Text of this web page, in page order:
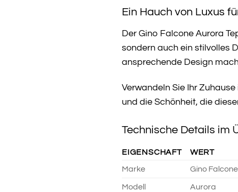
Ein Hauch von Luxus
Der Gino Falcone Aurora
sondern auch ein stilvolles
ansprechende Design
Verwandeln Sie Ihr
und die Schönheit, die
Technische Details im
EIGENSCHAFT WERT
Marke Gino Falcone
Modell Aurora